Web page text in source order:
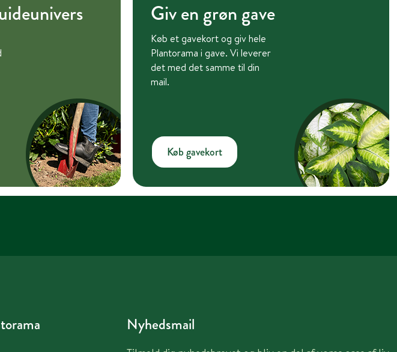
Giv en grøn gave
Køb et gavekort og giv hele
Plantorama i gave. Vi leverer
det med det samme til din
mail.
Køb gavekort
Nyhedsmail